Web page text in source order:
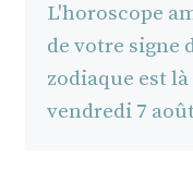
L'horoscope
de votre signe
zodiaque est
vendredi 7